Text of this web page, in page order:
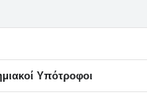
Υπότροφοι